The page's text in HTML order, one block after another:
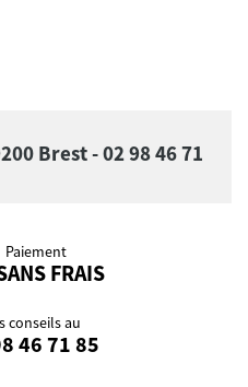
Brest - 02 98 46 71
Paiement
FRAIS
conseils au
46 71 85